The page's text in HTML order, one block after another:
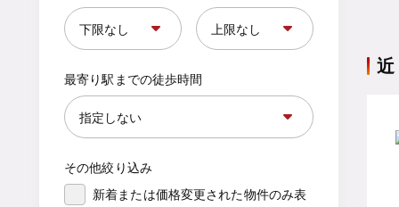
最寄り駅までの徒歩時間
その他絞り込み
新着または価格変更された物件のみ表